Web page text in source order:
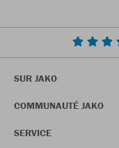
SUR JAKO
COMMUNAUTÉ JAKO
SERVICE